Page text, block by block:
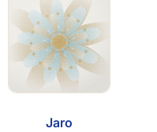
Jaro